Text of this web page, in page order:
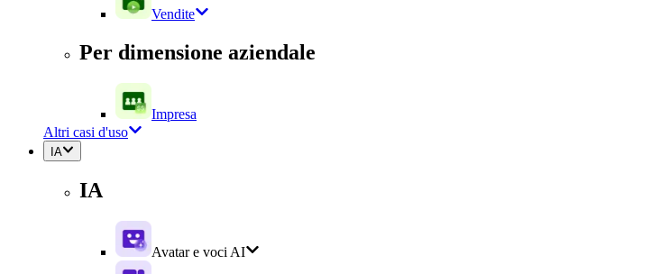
Vendite
Per dimensione aziendale
Impresa
Altri casi d'uso
IA
IA
Avatar e voci AI